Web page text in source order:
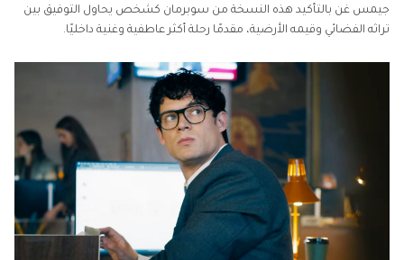
جيمس غن بالتأكيد هذه النسخة من سوبرمان كشخص يحاول التوفيق بين
تراثه الفضائي وقيمه الأرضية، مقدمًا رحلة أكثر عاطفية وغنية داخليًا.